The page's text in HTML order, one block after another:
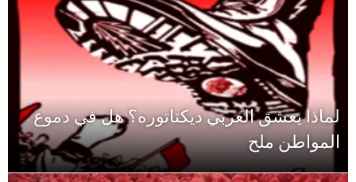
لماذا يعشق العربي ديكتاتوره؟ هل في دموع
المواطن ملح